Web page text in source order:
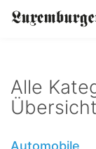
Alle
Übersicht
Automobile